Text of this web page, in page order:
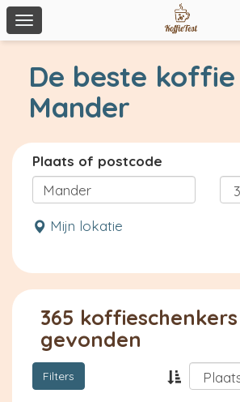
Toggle
navigation
De beste
Mander
Plaats of postcode
Mijn lokatie
365 koffieschenkers
gevonden
Filters